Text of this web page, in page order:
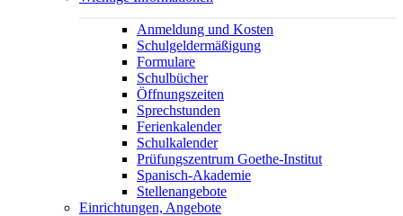
Anmeldung und Kosten
Schulgeldermäßigung
Formulare
Schulbücher
Öffnungszeiten
Sprechstunden
Ferienkalender
Schulkalender
Prüfungszentrum Goethe-Institut
Spanisch-Akademie
Stellenangebote
Einrichtungen, Angebote